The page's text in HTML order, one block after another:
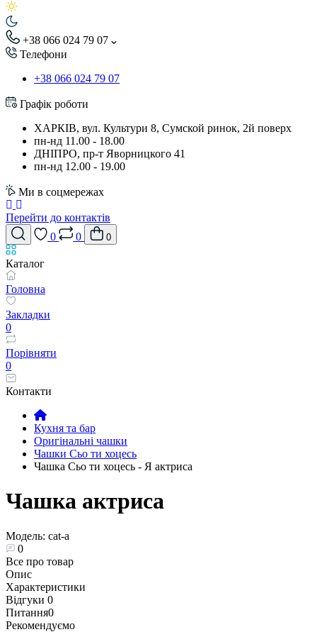
+38 066 024 79 07
Телефони
+38 066 024 79 07
Графік роботи
ХАРКІВ, вул. Культури 8, Сумской ринок, 2й поверх
пн-нд 11.00 - 18.00
ДНІПРО, пр-т Яворницкого 41
пн-нд 12.00 - 19.00
Ми в соцмережах
Перейти до контактів
0
0 0
Каталог
Головна
Закладки
0
Порівняти
0
Контакти
Кухня та бар
Оригінальні чашки
Чашки Сьо ти хоцесь
Чашка Сьо ти хоцесь - Я актриса
Чашка актриса
Модель: cat-a
0
Все про товар
Опис
Характеристики
Відгуки 0
Питання0
Рекомендуємо